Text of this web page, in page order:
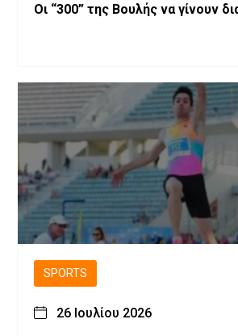
Οι “300” της Βουλής να γίνουν
SPORTS
26 Ιουλίου 2026